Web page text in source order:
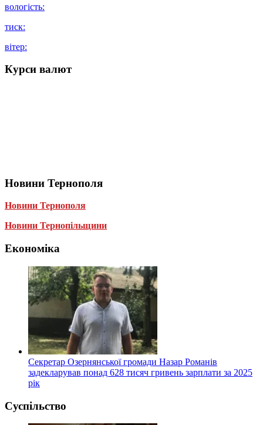
вологість:
тиск:
вітер:
Курси валют
Новини Тернополя
Новини Тернополя
Новини Тернопільщини
Економіка
Секретар Озернянської громади Назар Романів
задекларував понад 628 тисяч гривень зарплати за 2025
рік
Суспільство